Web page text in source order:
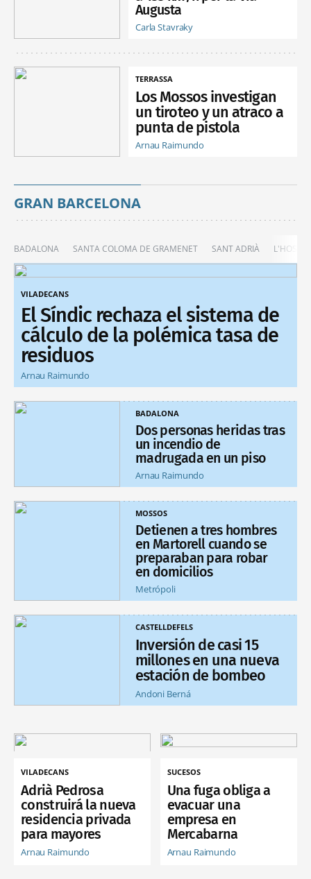
Augusta
Carla Stavraky
TERRASSA
Los Mossos investigan
un tiroteo y un atraco a
punta de pistola
Arnau Raimundo
GRAN BARCELONA
BADALONA SANTA COLOMA DE GRAMENET SANT ADRIÀ
VILADECANS
El Síndic rechaza el sistema de
cálculo de la polémica tasa de
residuos
Arnau Raimundo
BADALONA
Dos personas heridas tras
un incendio de
madrugada en un piso
Arnau Raimundo
MOSSOS
Detienen a tres hombres
en Martorell cuando se
preparaban para robar
en domicilios
Metrópoli
CASTELLDEFELS
Inversión de casi 15
millones en una nueva
estación de bombeo
Andoni Berná
VILADECANS
Adrià Pedrosa
construirá la nueva
residencia privada
para mayores
Arnau Raimundo
SUCESOS
Una fuga obliga a
evacuar una
empresa en
Mercabarna
Arnau Raimundo